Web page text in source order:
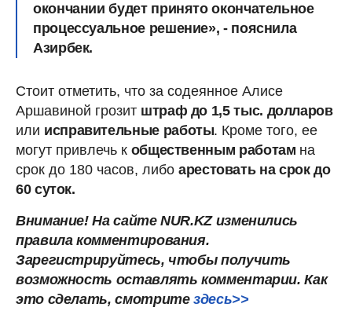
окончании будет принято окончательное
процессуальное решение», - пояснила
Азирбек.
Стоит отметить, что за содеянное Алисе
Аршавиной грозит штраф до 1,5 тыс. долларов
или исправительные работы. Кроме того, ее
могут привлечь к общественным работам на
срок до 180 часов, либо арестовать на срок до
60 суток.
Внимание! На сайте NUR.KZ изменились
правила комментирования.
Зарегистрируйтесь, чтобы получить
возможность оставлять комментарии. Как
это сделать, смотритездесь>>